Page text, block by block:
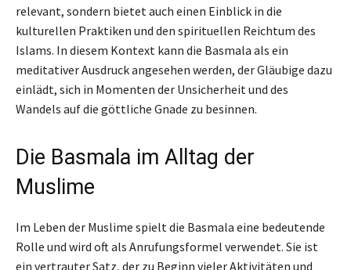
relevant, sondern bietet auch einen Einblick in die
kulturellen Praktiken und den spirituellen Reichtum des
Islams. In diesem Kontext kann die Basmala als ein
meditativer Ausdruck angesehen werden, der Gläubige dazu
einlädt, sich in Momenten der Unsicherheit und des
Wandels auf die göttliche Gnade zu besinnen.
Die Basmala im Alltag der
Muslime
Im Leben der Muslime spielt die Basmala eine bedeutende
Rolle und wird oft als Anrufungsformel verwendet. Sie ist
ein vertrauter Satz, der zu Beginn vieler Aktivitäten und